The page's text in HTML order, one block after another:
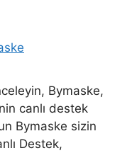
Bymaske,
canlı destek
Bymaske sizin
Destek,